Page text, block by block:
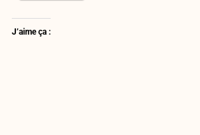
J’aime ça :